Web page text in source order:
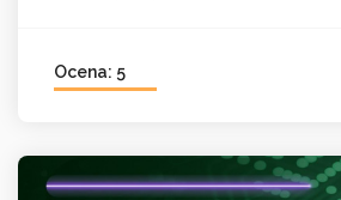
Ocena: 5